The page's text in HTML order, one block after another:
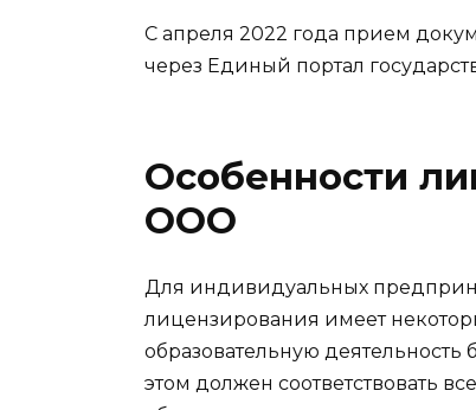
С апреля 2022 года прием
через Единый портал
Особенности
ООО
Для индивидуальных
лицензирования имеет
образовательную
этом должен соответствовать